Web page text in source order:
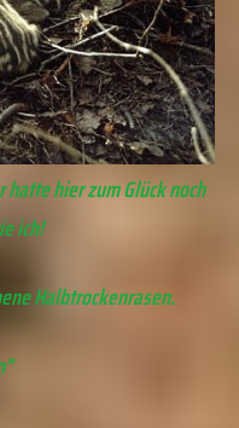
hier zum Glück noch
ich!
Halbtrockenrasen.